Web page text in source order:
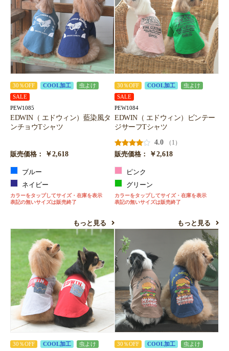
30％OFF COOL加工
虫よけ
SALE
PEW1085
EDWIN（ エドウィン）藍染風タ
ンチョウTシャツ
販売価格： ￥2,618
ブルー
ネイビー
カラーをタップしてサイズ・在庫を表示
表記の無いサイズは販売終了
もっと見る
30％OFF COOL加工
虫よけ
SALE
PEW1084
EDWIN（ エドウィン）ビンテー
ジサーフTシャツ
4.0
（1）
販売価格：
￥2,618
ピンク
グリーン
カラーをタップしてサイズ・在庫を表示
表記の無いサイズは販売終了
もっと見る
30％OFF COOL加工
虫よけ
30％OFF COOL加工
虫よけ